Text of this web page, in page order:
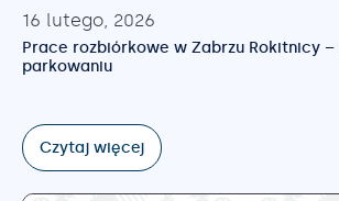
16 lutego, 2026
Prace rozbiórkowe w Zabrzu Rokitnicy
parkowaniu
Czytaj więcej